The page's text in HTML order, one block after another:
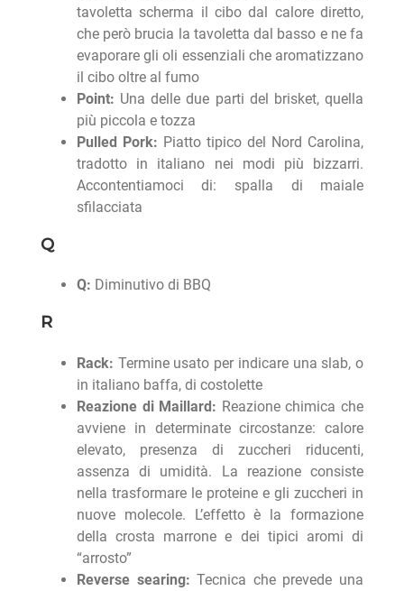
tavoletta scherma il cibo dal calore diretto,
che però brucia la tavoletta dal basso e ne fa
evaporare gli oli essenziali che aromatizzano
il cibo oltre al fumo
Point: Una delle due parti del brisket, quella
più piccola e tozza
Pulled Pork: Piatto tipico del Nord Carolina,
tradotto in italiano nei modi più bizzarri.
Accontentiamoci di: spalla di maiale
sfilacciata
Q
Q: Diminutivo di BBQ
R
Rack: Termine usato per indicare una slab, o
in italiano baffa, di costolette
Reazione di Maillard: Reazione chimica che
avviene in determinate circostanze: calore
elevato, presenza di zuccheri riducenti,
assenza di umidità. La reazione consiste
nella trasformare le proteine e gli zuccheri in
nuove molecole. L’effetto è la formazione
della crosta marrone e dei tipici aromi di
“arrosto”
Reverse searing: Tecnica che prevede una